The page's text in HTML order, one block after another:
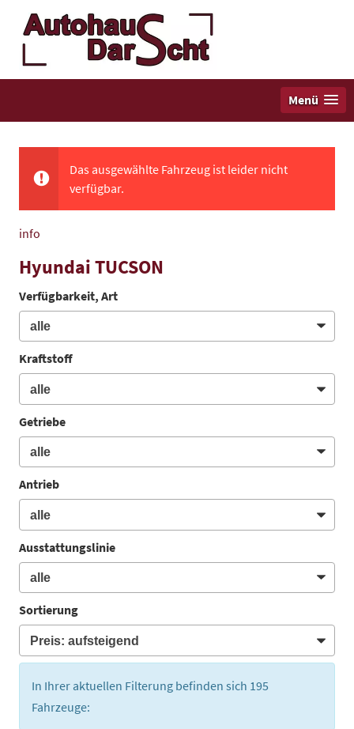
Menü
Das ausgewählte Fahrzeug ist leider nicht
verfügbar.
info
Hyundai TUCSON
Verfügbarkeit, Art
Kraftstoff
Getriebe
Antrieb
Ausstattungslinie
Sortierung
In Ihrer aktuellen Filterung befinden sich 195
Fahrzeuge: